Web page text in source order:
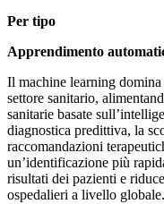
Per tipo
Apprendimento
Il machine learning
settore sanitario,
sanitarie basate
diagnostica predittiva, la
raccomandazioni
un’identificazione più
risultati dei pazienti e
ospedalieri a livello globale.